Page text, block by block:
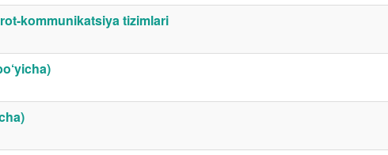
kommunikatsiya tizimlari